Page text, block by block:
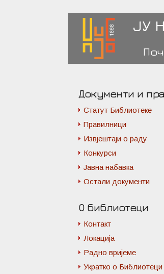
ЈУ
Документи и
Статут Библиотеке
Правилници
Извјештаји о раду
Конкурси
Јавна набавка
Остали документи
О библиотеци
Контакт
Локација
Радно вријеме
Укратко о Библиотеци